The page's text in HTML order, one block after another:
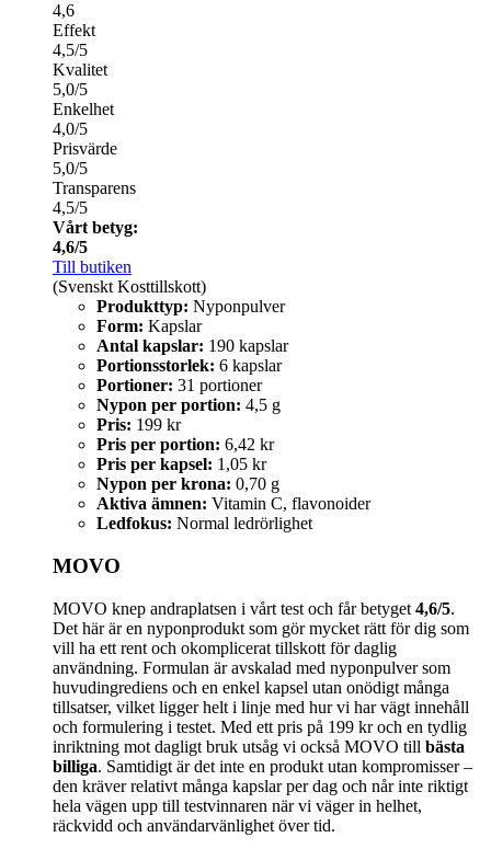
4,6
Effekt
4,5/5
Kvalitet
5,0/5
Enkelhet
4,0/5
Prisvärde
5,0/5
Transparens
4,5/5
Vårt betyg:
4,6/5
Till butiken
(Svenskt Kosttillskott)
Produkttyp: Nyponpulver
Form: Kapslar
Antal kapslar: 190 kapslar
Portionsstorlek: 6 kapslar
Portioner: 31 portioner
Nypon per portion: 4,5 g
Pris: 199 kr
Pris per portion: 6,42 kr
Pris per kapsel: 1,05 kr
Nypon per krona: 0,70 g
Aktiva ämnen: Vitamin C, flavonoider
Ledfokus: Normal ledrörlighet
MOVO
MOVO knep andraplatsen i vårt test och får betyget 4,6/5.
Det här är en nyponprodukt som gör mycket rätt för dig som
vill ha ett rent och okomplicerat tillskott för daglig
användning. Formulan är avskalad med nyponpulver som
huvudingrediens och en enkel kapsel utan onödigt många
tillsatser, vilket ligger helt i linje med hur vi har vägt innehåll
och formulering i testet. Med ett pris på 199 kr och en tydlig
inriktning mot dagligt bruk utsåg vi också MOVO till bästa
billiga. Samtidigt är det inte en produkt utan kompromisser –
den kräver relativt många kapslar per dag och når inte riktigt
hela vägen upp till testvinnaren när vi väger in helhet,
räckvidd och användarvänlighet över tid.